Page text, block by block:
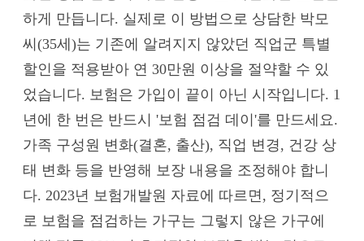
하게 만듭니다. 실제로 이 방법으로 상담한 박모
씨(35세)는 기존에 알려지지 않았던 직업군 특별
할인을 적용받아 연 30만원 이상을 절약할 수 있
었습니다. 보험은 가입이 끝이 아닌 시작입니다. 1
년에 한 번은 반드시 '보험 점검 데이'를 만드세요.
가족 구성원 변화(결혼, 출산), 직업 변경, 건강 상
태 변화 등을 반영해 보장 내용을 조정해야 합니
다. 2023년 보험개발원 자료에 따르면, 정기적으
로 보험을 점검하는 가구는 그렇지 않은 가구에